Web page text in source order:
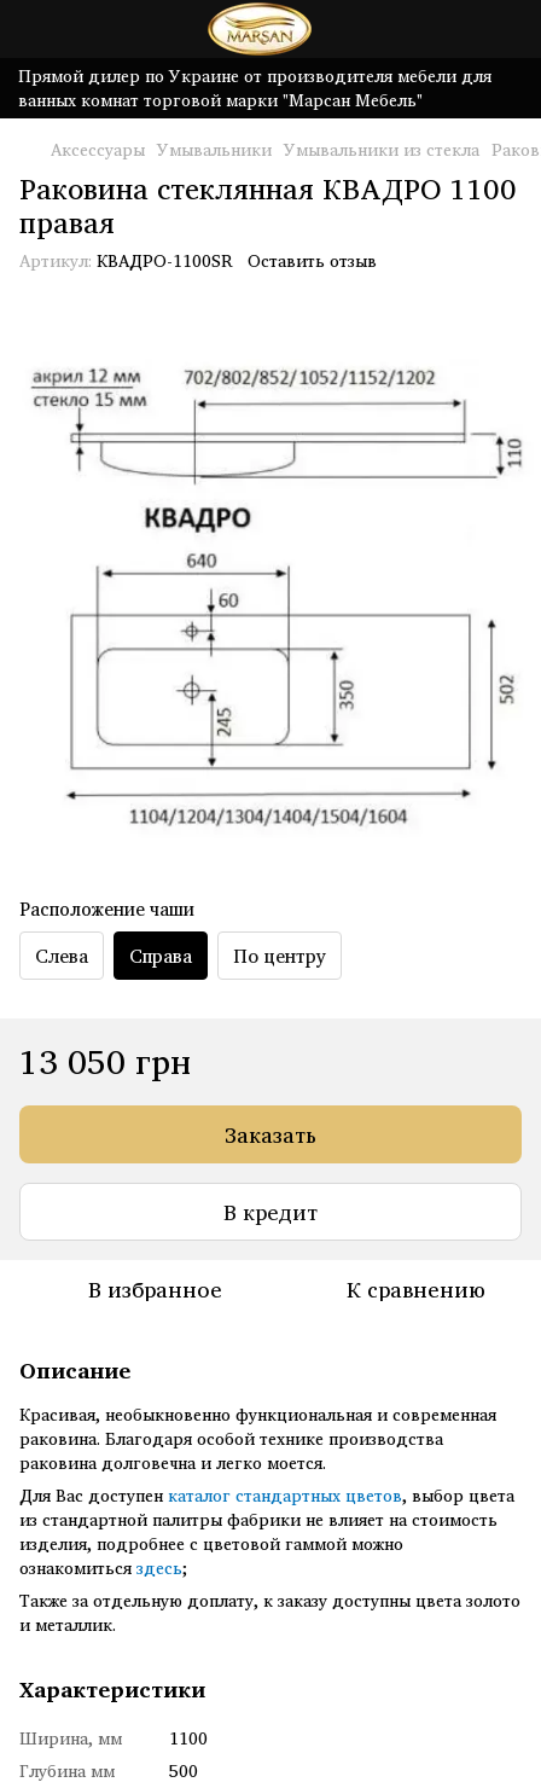
Прямой дилер по Украине от производителя мебели для
ванных комнат торговой марки "Марсан Мебель"
Аксессуары Умывальники Умывальники из стекла
Раковина стеклянная КВАДРО 1100
правая
Артикул: КВАДРО-1100SR Оставить отзыв
Расположение чаши
Слева Справа По центру
13 050 грн
Заказать
В кредит
В избранное К сравнению
Описание
Красивая, необыкновенно функциональная и современная
раковина. Благодаря особой технике производства
раковина долговечна и легко моется.
Для Вас доступенкаталог стандартных цветов, выбор цвета
из стандартной палитры фабрики не влияет на стоимость
изделия, подробнее с цветовой гаммой можно
ознакомитьсяздесь;
Также за отдельную доплату, к заказу доступны цвета золото
и металлик.
Характеристики
Ширина, мм
1100
Глубина мм
500